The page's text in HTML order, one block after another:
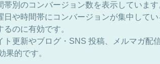
帯別のコンバージョン数を表示しています
日や時間帯にコンバージョンが集中して
るのに有効です。
ト更新やブログ・SNS 投稿、メルマガ配
果的です。